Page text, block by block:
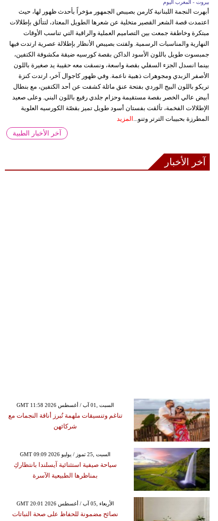
بيروت - المغرب اليوم
أبهرت النجمة اللبنانية كارمن بصيبص الجمهور مؤخراً بأحدث ظهور لها، حيث
اعتمدت قصة الشعر القصير متخلية عن شعرها الطويل المعتاد، لتتألق بإطلالات
مبتكرة وخاطفة جمعت بين التصاميم العملية والراقية التي تناسب الأوقات
النهارية والمناسبات الرسمية. ولفتت بصيبص الأنظار بإطلالة عصرية ارتدت فيها
جمبسوت طويل باللون الأسود الداكن بقصة كورسيه ضيقة مكشوفة الكتفين،
بينما انسدل الجزء السفلي بقصة واسعة، ونسقت معه حقيبة يد صغيرة باللون
الأصفر الزبدي ومجوهرات ذهبية ناعمة. وفي ظهور كاجوال آخر، ارتدت كنزة
تريكو باللون البيج الوردي بفتحة عنق مائلة كشفت عن أحد الكتفين، مع بنطال
أبيض عالي الخصر بقصة مستقيمة وحزام جلدي رفيع باللون البني. وعلى صعيد
الإطلالات الفخمة، تألقت بفستان أسود طويل تميز بقصّة الكورسيه العلوية
المطرزة بحبيبات الترتر وتنو... المزيد
آخر الأخبار الطبية
آخر الأخبار
GMT 11:58 2026 السبت ,01 آب / أغسطس
تناغم وتنسيقات ملهمة تُبرز أناقة النجمات مع
شركائهن
GMT 09:09 2026 السبت ,25 تموز / يوليو
سياحة صيفية استثنائية آيسلندا بانتظاركِ
بمناظرها الطبيعية الآسرة
GMT 20:01 2026 الأربعاء ,05 آب / أغسطس
نصائح مضمونة للحفاظ على صحة النباتات